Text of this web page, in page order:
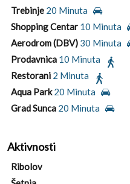
Trebinje 20 Minuta
Shopping Centar 10 Minuta
Aerodrom (DBV) 30 Minuta
Prodavnica 10 Minuta
Restorani 2 Minuta
Aqua Park 20 Minuta
Grad Sunca 20 Minuta
Aktivnosti
Ribolov